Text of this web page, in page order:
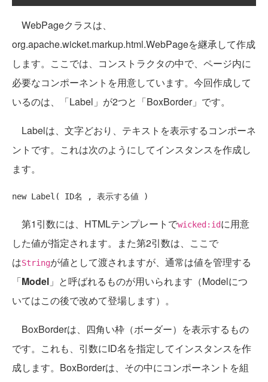
WebPageクラスは、
org.apache.wicket.markup.html.WebPageを継承して作成
します。ここでは、コンストラクタの中で、ページ内に
必要なコンポーネントを用意しています。今回作成して
いるのは、「Label」が2つと「BoxBorder」です。
Labelは、文字どおり、テキストを表示するコンポーネ
ントです。これは次のようにしてインスタンスを作成し
ます。
第1引数には、HTMLテンプレートでwicked:idに用意
した値が指定されます。また第2引数は、ここで
はStringが値として渡されますが、通常は値を管理する
「Model 」と呼ばれるものが用いられます（Modelにつ
いてはこの後で改めて登場します）。
BoxBorderは、四角い枠（ボーダー）を表示するもの
です。これも、引数にID名を指定してインスタンスを作
成します。BoxBorderは、その中にコンポーネントを組